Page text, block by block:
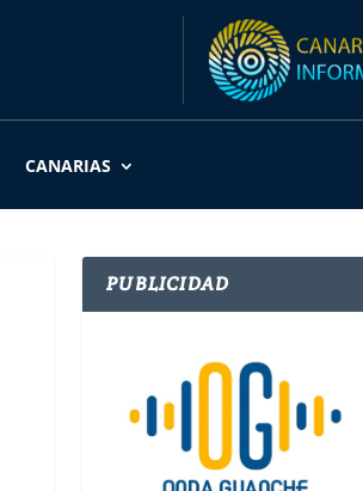
CANARIAS
PUBLICIDAD